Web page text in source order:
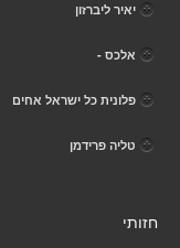
יאיר ליברזון
אלכס -
פלונית כל ישראל אחים
טליה פרידמן
חזותי